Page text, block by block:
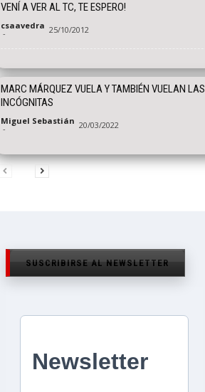
VENÍ A VER AL TC, TE ESPERO!
csaavedra
- 25/10/2012
MARC MÁRQUEZ VUELA Y TAMBIÉN VUELAN LAS
INCÓGNITAS
Miguel Sebastián
- 20/03/2022
SUSCRIBIRSE AL NEWSLETTER